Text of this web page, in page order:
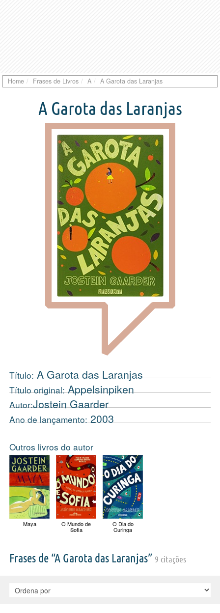
Home Frases de Livros A A Garota das Laranjas
A Garota das Laranjas
Título:A Garota das Laranjas
Título original:Appelsinpiken
Autor:Jostein Gaarder
Ano de lançamento:2003
Outros livros do autor
Maya O Mundo de
Sofia
O Dia do
Curinga
Frases de “A Garota das Laranjas” 9 citações